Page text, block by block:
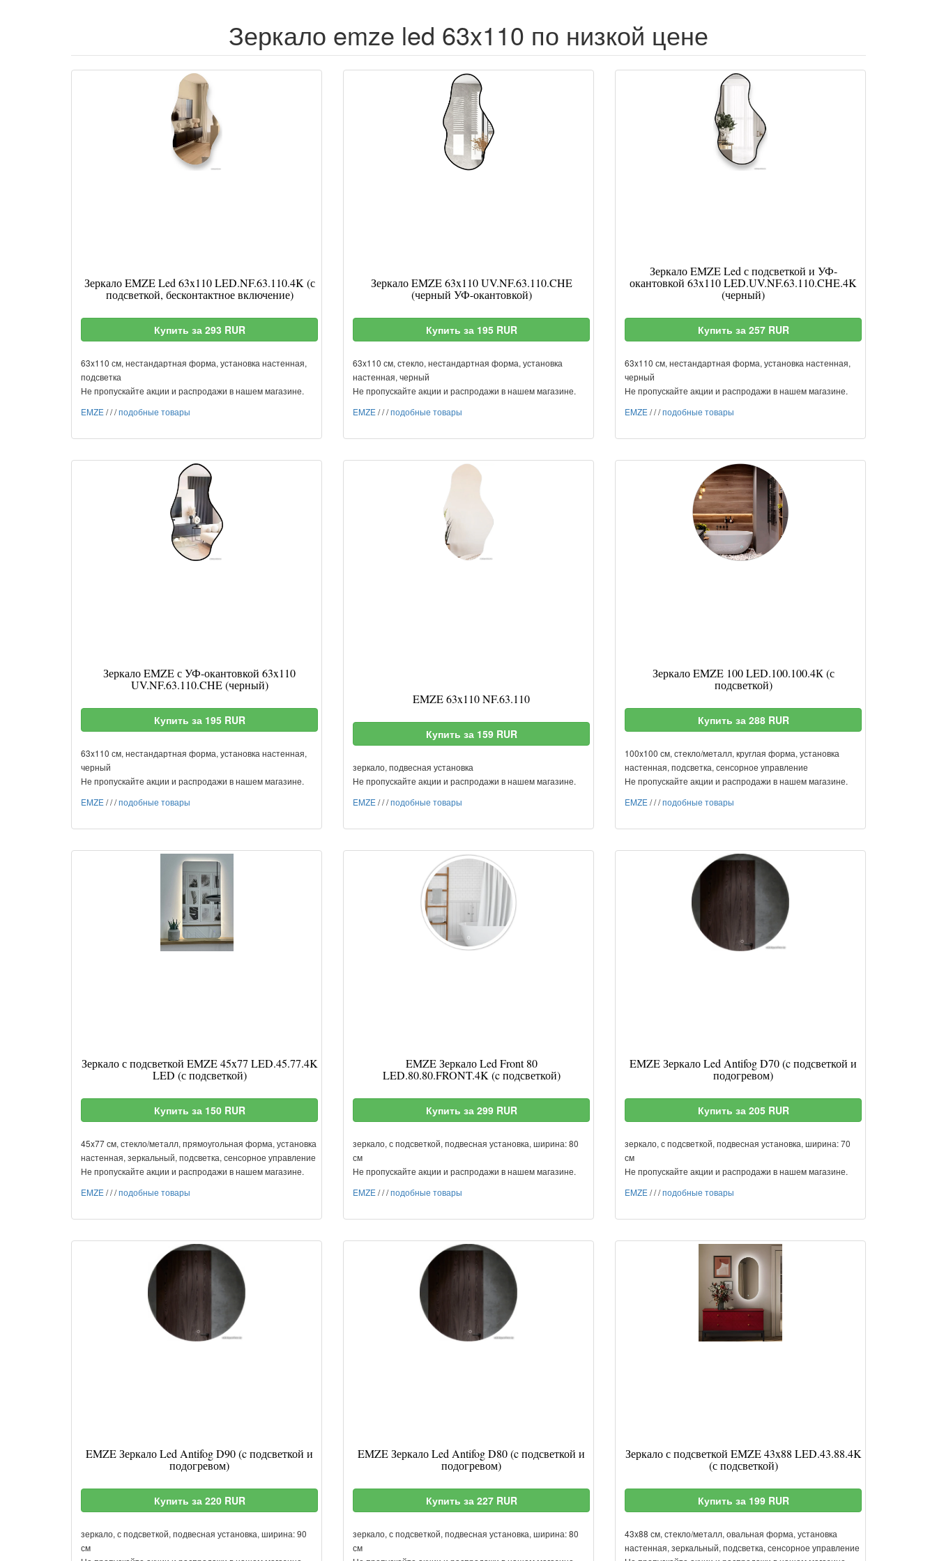
Зеркало emze led 63x110 по низкой цене
Зеркало EMZE Led 63x110 LED.NF.63.110.4K (с
подсветкой, бесконтактное включение)
Купить за 293 RUR
63x110 см, нестандартная форма, установка настенная,
подсветка
Не пропускайте акции и распродажи в нашем магазине.
EMZE ///подобные товары
Зеркало EMZE 63x110 UV.NF.63.110.CHE
(черный УФ-окантовкой)
Купить за 195 RUR
63x110 см, стекло, нестандартная форма, установка
настенная, черный
Не пропускайте акции и распродажи в нашем магазине.
EMZE ///подобные товары
Зеркало EMZE Led с подсветкой и УФ-
окантовкой 63x110 LED.UV.NF.63.110.CHE.4K
(черный)
Купить за 257 RUR
63x110 см, нестандартная форма, установка настенная,
черный
Не пропускайте акции и распродажи в нашем магазине.
EMZE ///подобные товары
Зеркало EMZE с УФ-окантовкой 63x110
UV.NF.63.110.CHE (черный)
Купить за 195 RUR
63x110 см, нестандартная форма, установка настенная,
черный
Не пропускайте акции и распродажи в нашем магазине.
EMZE ///подобные товары
EMZE 63x110 NF.63.110
Купить за 159 RUR
зеркало, подвесная установка
Не пропускайте акции и распродажи в нашем магазине.
EMZE ///подобные товары
Зеркало EMZE 100 LED.100.100.4К (с
подсветкой)
Купить за 288 RUR
100x100 см, стекло/металл, круглая форма, установка
настенная, подсветка, сенсорное управление
Не пропускайте акции и распродажи в нашем магазине.
EMZE ///подобные товары
Зеркало с подсветкой EMZE 45x77 LED.45.77.4K
LED (с подсветкой)
Купить за 150 RUR
45x77 см, стекло/металл, прямоугольная форма, установка
настенная, зеркальный, подсветка, сенсорное управление
Не пропускайте акции и распродажи в нашем магазине.
EMZE ///подобные товары
EMZE Зеркало Led Front 80
LED.80.80.FRONT.4K (c подсветкой)
Купить за 299 RUR
зеркало, с подсветкой, подвесная установка, ширина: 80
см
Не пропускайте акции и распродажи в нашем магазине.
EMZE ///подобные товары
EMZE Зеркало Led Antifog D70 (c подсветкой и
подогревом)
Купить за 205 RUR
зеркало, с подсветкой, подвесная установка, ширина: 70
см
Не пропускайте акции и распродажи в нашем магазине.
EMZE ///подобные товары
EMZE Зеркало Led Antifog D90 (c подсветкой и
подогревом)
Купить за 220 RUR
зеркало, с подсветкой, подвесная установка, ширина: 90
см
EMZE Зеркало Led Antifog D80 (c подсветкой и
подогревом)
Купить за 227 RUR
зеркало, с подсветкой, подвесная установка, ширина: 80
см
Зеркало с подсветкой EMZE 43x88 LED.43.88.4K
(с подсветкой)
Купить за 199 RUR
43x88 см, стекло/металл, овальная форма, установка
настенная, зеркальный, подсветка, сенсорное управление